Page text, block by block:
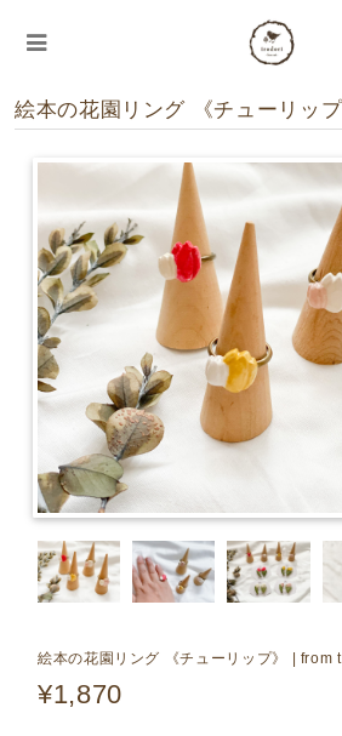
絵本の花園リング 《チューリッ
絵本の花園リング 《チューリップ》 | from
¥1,870